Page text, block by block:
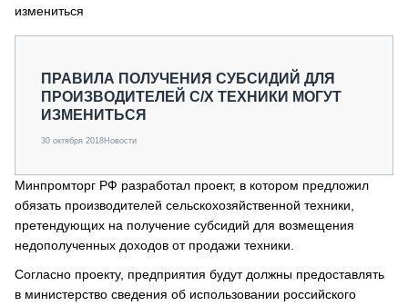
МЕРОПРИЯТИЯ
СТАТЬИ ПО КАТЕГОРИЯМ ТЕХНИКИ
измениться
ПРАВИЛА ПОЛУЧЕНИЯ СУБСИДИЙ ДЛЯ
ПРОИЗВОДИТЕЛЕЙ С/Х ТЕХНИКИ МОГУТ
ИЗМЕНИТЬСЯ
30 октября 2018Новости
Минпромторг РФ разработал проект, в котором предложил
обязать производителей сельскохозяйственной техники,
претендующих на получение субсидий для возмещения
недополученных доходов от продажи техники.
Согласно проекту, предприятия будут должны предоставлять
в министерство сведения об использовании российского